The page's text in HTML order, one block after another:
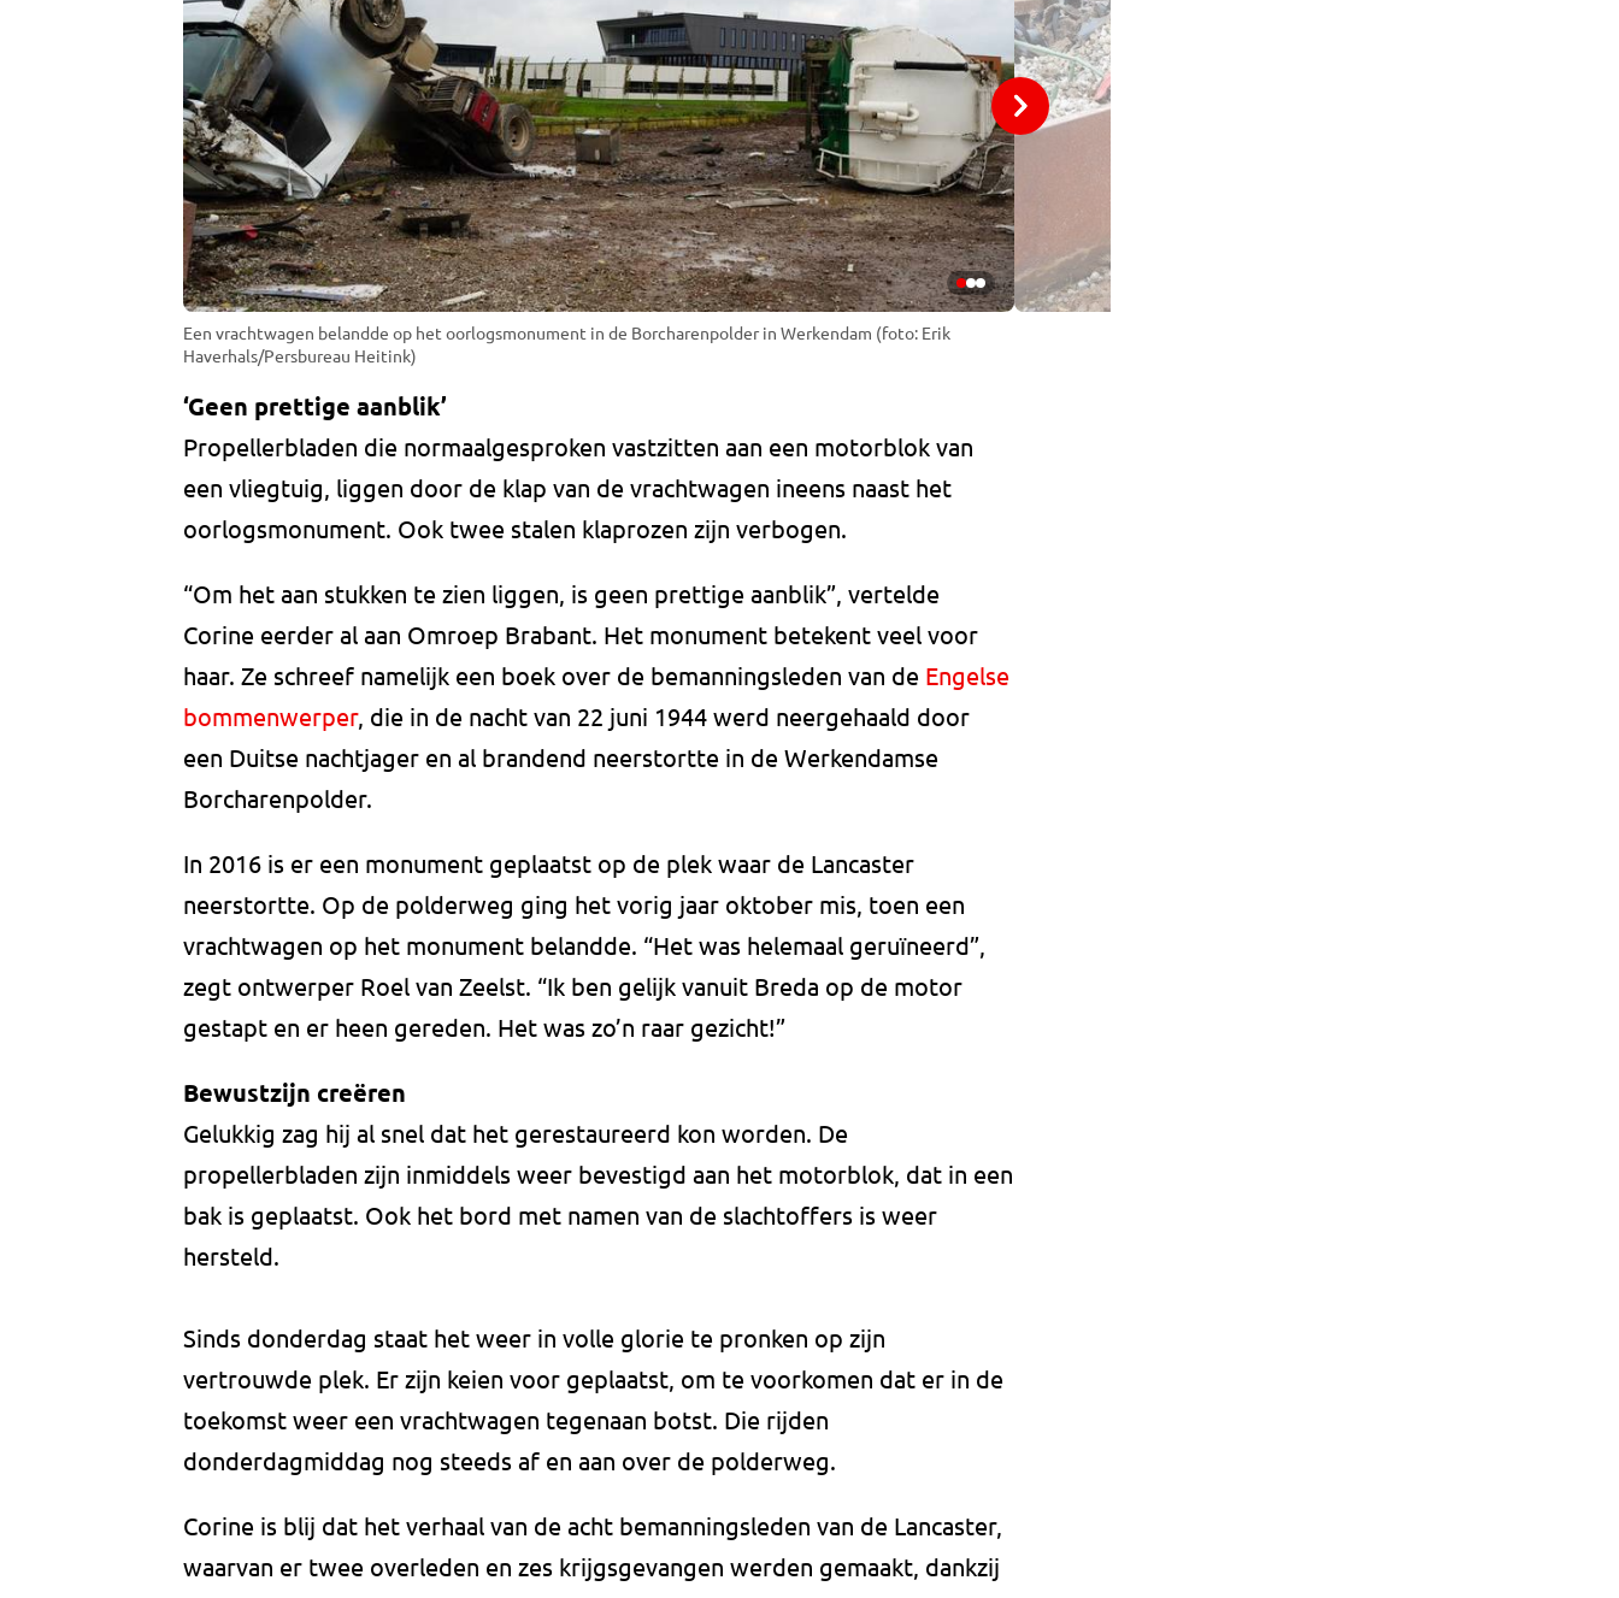
Een vrachtwagen belandde op het oorlogsmonument in de Borcharenpolder in Werkendam (foto: Erik
Haverhals/Persbureau Heitink)
‘Geen prettige aanblik’
Propellerbladen die normaalgesproken vastzitten aan een motorblok van
een vliegtuig, liggen door de klap van de vrachtwagen ineens naast het
oorlogsmonument. Ook twee stalen klaprozen zijn verbogen.
“Om het aan stukken te zien liggen, is geen prettige aanblik”, vertelde
Corine eerder al aan Omroep Brabant. Het monument betekent veel voor
haar. Ze schreef namelijk een boek over de bemanningsleden van de Engelse
bommenwerper, die in de nacht van 22 juni 1944 werd neergehaald door
een Duitse nachtjager en al brandend neerstortte in de Werkendamse
Borcharenpolder.
In 2016 is er een monument geplaatst op de plek waar de Lancaster
neerstortte. Op de polderweg ging het vorig jaar oktober mis, toen een
vrachtwagen op het monument belandde. “Het was helemaal geruïneerd”,
zegt ontwerper Roel van Zeelst. “Ik ben gelijk vanuit Breda op de motor
gestapt en er heen gereden. Het was zo’n raar gezicht!”
Bewustzijn creëren
Gelukkig zag hij al snel dat het gerestaureerd kon worden. De
propellerbladen zijn inmiddels weer bevestigd aan het motorblok, dat in een
bak is geplaatst. Ook het bord met namen van de slachtoffers is weer
hersteld.
Sinds donderdag staat het weer in volle glorie te pronken op zijn
vertrouwde plek. Er zijn keien voor geplaatst, om te voorkomen dat er in de
toekomst weer een vrachtwagen tegenaan botst. Die rijden
donderdagmiddag nog steeds af en aan over de polderweg.
Corine is blij dat het verhaal van de acht bemanningsleden van de Lancaster,
waarvan er twee overleden en zes krijgsgevangen werden gemaakt, dankzij